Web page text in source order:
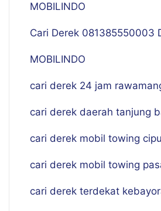
MOBILINDO
Cari Derek 081385550003
MOBILINDO
cari derek 24 jam
cari derek daerah tanjung
cari derek mobil towing
cari derek mobil towing
cari derek terdekat